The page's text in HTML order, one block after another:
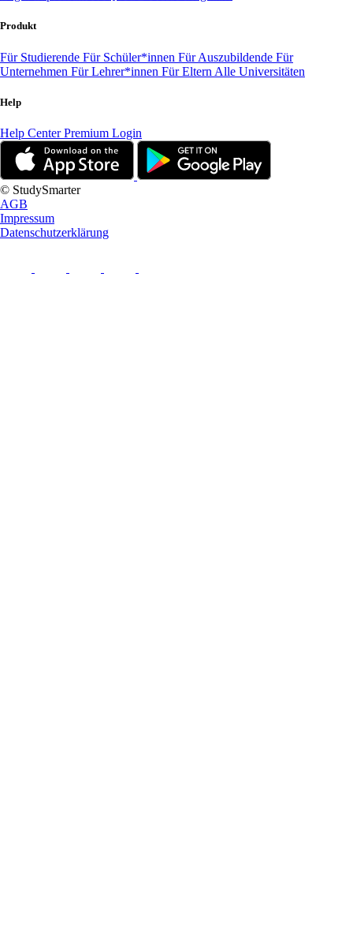
Produkt
Für Studierende Für Schüler*innen Für Auszubildende Für
Unternehmen Für Lehrer*innen Für Eltern Alle Universitäten
Help
Help CenterPremium Login
© StudySmarter
AGB
Impressum
Datenschutzerklärung